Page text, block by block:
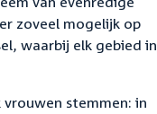
zoveel mogelijk op
waarbij elk gebied in
stemmen: in